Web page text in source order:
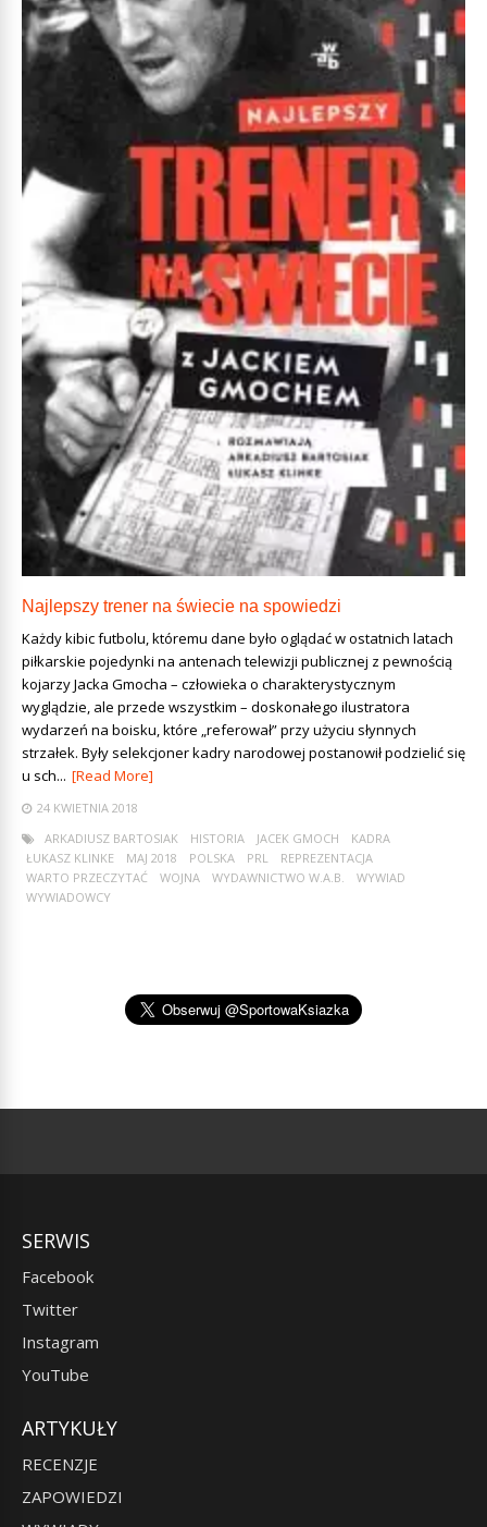
Najlepszy trener na świecie na spowiedzi
Każdy kibic futbolu, któremu dane było oglądać w ostatnich latach
piłkarskie pojedynki na antenach telewizji publicznej z pewnością
kojarzy Jacka Gmocha – człowieka o charakterystycznym
wyglądzie, ale przede wszystkim – doskonałego ilustratora
wydarzeń na boisku, które „referował” przy użyciu słynnych
strzałek. Były selekcjoner kadry narodowej postanowił podzielić się
u sch... [Read More]
24 KWIETNIA 2018
ARKADIUSZ BARTOSIAK
HISTORIA JACEK GMOCH
KADRA
ŁUKASZ KLINKE
MAJ 2018 POLSKA PRL
REPREZENTACJA
WARTO PRZECZYTAĆ
WOJNA WYDAWNICTWO W.A.B.
WYWIAD
WYWIADOWCY
SERWIS
Facebook
Twitter
Instagram
YouTube
ARTYKUŁY
RECENZJE
ZAPOWIEDZI